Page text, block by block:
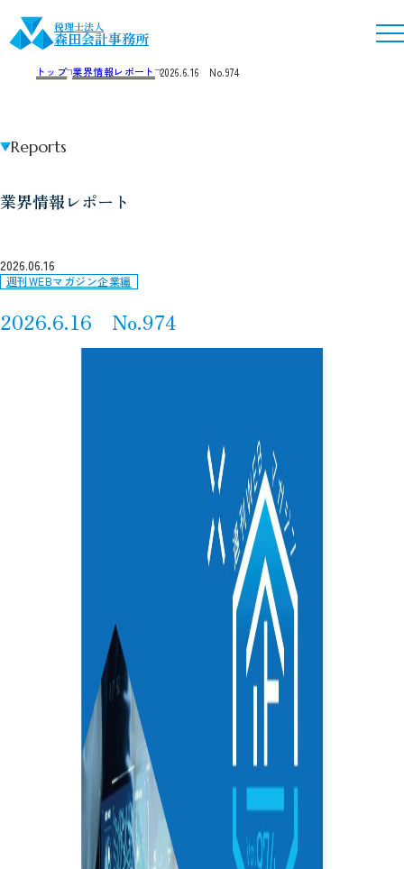
税理士法人
森田会計事務所
トップ 業界情報レポート 2026.6.16 No.974
業界情報レポート
Reports
2026.06.16
週刊WEBマガジン企業編
2026.6.16 No.974